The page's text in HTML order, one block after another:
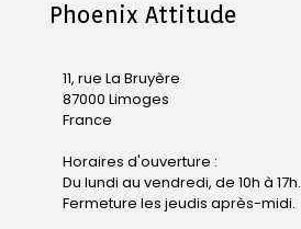
Phoenix Attitude
11, rue La Bruyère
87000 Limoges
France
Horaires d'ouverture :
Du lundi au vendredi, de 10h à 17h.
Fermeture les jeudis après-midi.